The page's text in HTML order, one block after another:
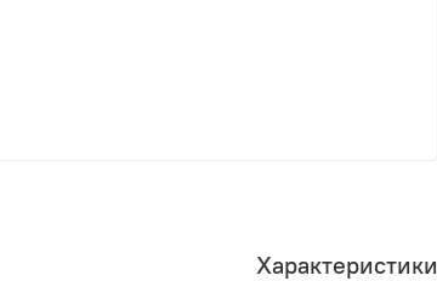
Характеристики